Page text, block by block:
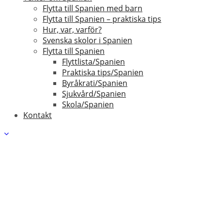
Flytta till Spanien med barn
Flytta till Spanien – praktiska tips
Hur, var, varför?
Svenska skolor i Spanien
Flytta till Spanien
Flyttlista/Spanien
Praktiska tips/Spanien
Byråkrati/Spanien
Sjukvård/Spanien
Skola/Spanien
Kontakt